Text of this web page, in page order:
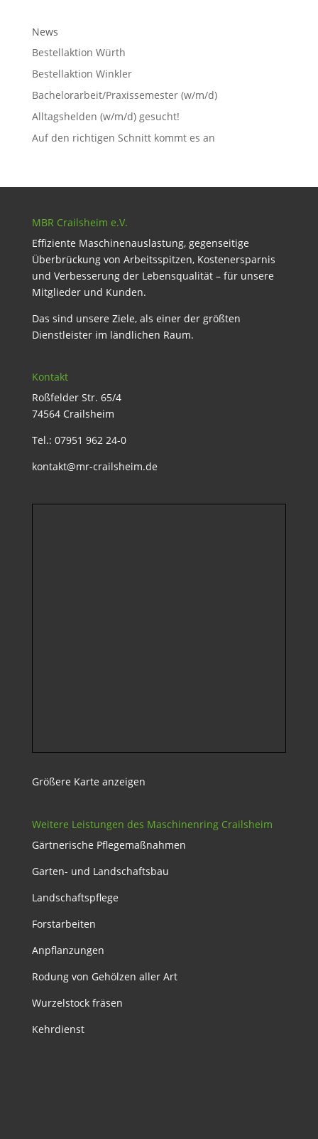
News
Bestellaktion Würth
Bestellaktion Winkler
Bachelorarbeit/Praxissemester (w/m/d)
Alltagshelden (w/m/d) gesucht!
Auf den richtigen Schnitt kommt es an
MBR Crailsheim e.V.
Effiziente Maschinenauslastung, gegenseitige
Überbrückung von Arbeitsspitzen, Kostenersparnis
und Verbesserung der Lebensqualität – für unsere
Mitglieder und Kunden.
Das sind unsere Ziele, als einer der größten
Dienstleister im ländlichen Raum.
Kontakt
Roßfelder Str. 65/4
74564 Crailsheim
Tel.: 07951 962 24-0
kontakt@mr-crailsheim.de
Größere Karte anzeigen
Weitere Leistungen des Maschinenring Crailsheim
Gärtnerische Pflegemaßnahmen
Garten- und Landschaftsbau
Landschaftspflege
Forstarbeiten
Anpflanzungen
Rodung von Gehölzen aller Art
Wurzelstock fräsen
Kehrdienst